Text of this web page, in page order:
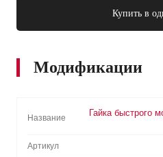
Купить в
Модификации
Название
Гайка быстрого
Артикул